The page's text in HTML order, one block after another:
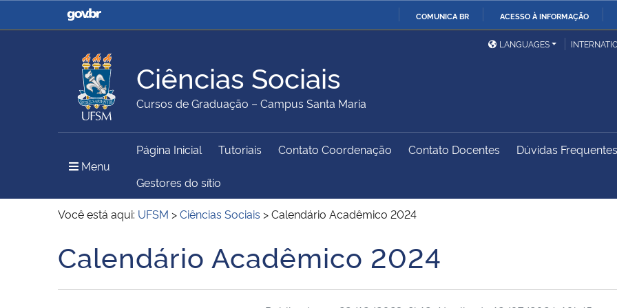
COMUNICA BR ACESSO À INFORMAÇÃO
Casa Civil
Ministério da Justiça e
Ministério da Defesa
Ministério das Relações
Exteriores
Ministério da Agricultura,
Pecuária e Abastecimento
Ministério da Educação Ministério da Cidadania
Ministério do Meio Ambiente
Ministério do
Institucional
LANGUAGES
Ciências Sociais
Cursos de Graduação – Campus Santa Maria
Menu
Página Inicial Tutoriais Contato Coordenação Contato Docentes Dúvidas Frequentes
Gestores do sítio
Você está aqui: UFSM >Ciências Sociais >Calendário Acadêmico 2024
Início do conteúdo
Calendário Acadêmico 2024